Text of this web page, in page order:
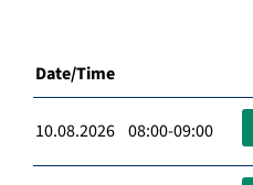
Date/Time
10.08.2026 08:00-09:00